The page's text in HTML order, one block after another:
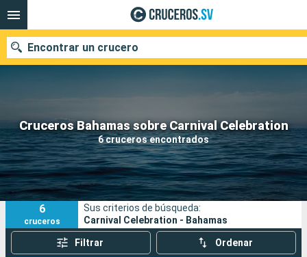
Cruceros Bahamas sobre Carnival Celebration
6 cruceros encontrados
Encontrar un crucero
Nuestros destinos
Fecha de salida
Puertos Compañías
Buscar
6
cruceros
Sus criterios de búsqueda:
Carnival Celebration - Bahamas
Filtrar Ordenar